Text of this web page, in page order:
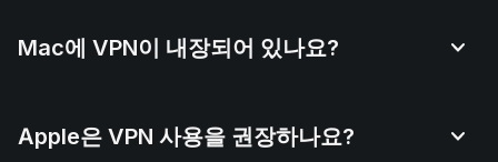
Mac에 VPN이 내장되어 있나요?
Apple은 VPN 사용을 권장하나요?